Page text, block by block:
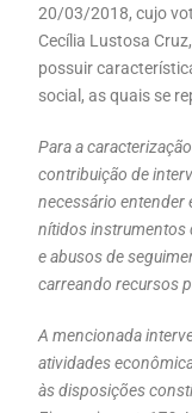
20/03/2018, cujo
Cecília Lustosa
possuir
social, as quais se
Para a
contribuição de
necessário entender
nítidos instrumentos
e abusos de
carreando recursos
A mencionada
atividades
às disposições